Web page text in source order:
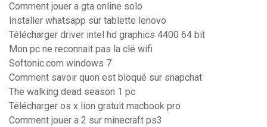
Comment jouer a gta online solo
Installer whatsapp sur tablette lenovo
Télécharger driver intel hd graphics 4400 64 bit
Mon pc ne reconnait pas la clé wifi
Softonic.com windows 7
Comment savoir quon est bloqué sur snapchat
The walking dead season 1 pc
Télécharger os x lion gratuit macbook pro
Comment jouer a 2 sur minecraft ps3